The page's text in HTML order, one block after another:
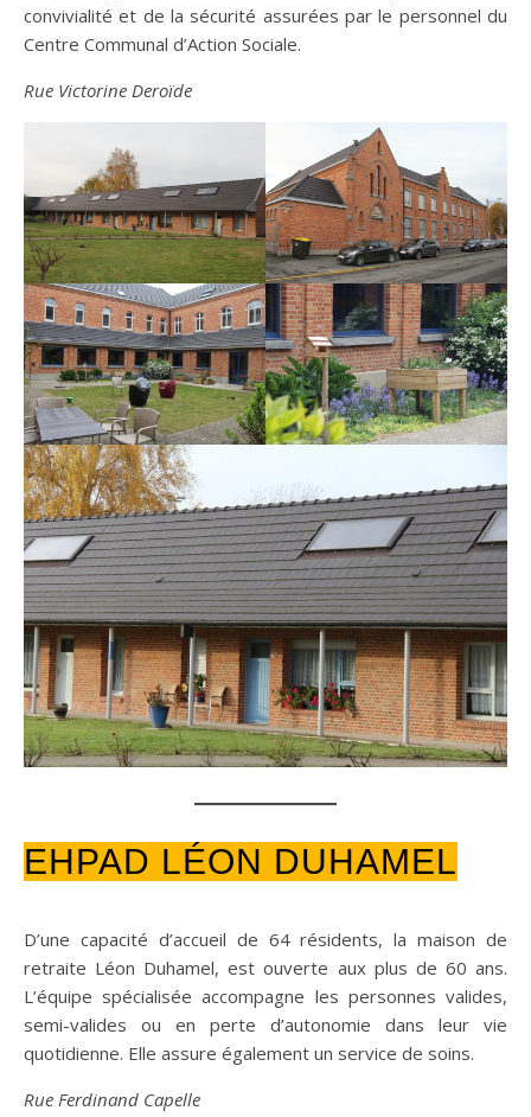
convivialité et de la sécurité assurées par le personnel du
Centre Communal d’Action Sociale.
Rue Victorine Deroïde
EHPAD LÉON DUHAMEL
D’une capacité d’accueil de 64 résidents, la maison de
retraite Léon Duhamel, est ouverte aux plus de 60 ans.
L’équipe spécialisée accompagne les personnes valides,
semi-valides ou en perte d’autonomie dans leur vie
quotidienne. Elle assure également un service de soins.
Rue Ferdinand Capelle